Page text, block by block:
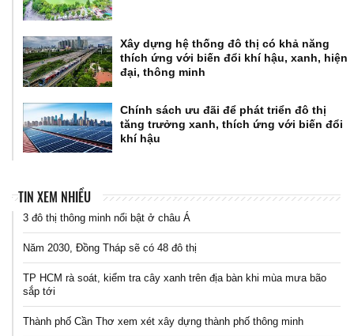
Xây dựng hệ thống đô thị có khả năng
thích ứng với biến đổi khí hậu, xanh, hiện
đại, thông minh
Chính sách ưu đãi để phát triển đô thị
tăng trưởng xanh, thích ứng với biến đổi
khí hậu
TIN XEM NHIỀU
3 đô thị thông minh nổi bật ở châu Á
Năm 2030, Đồng Tháp sẽ có 48 đô thị
TP HCM rà soát, kiểm tra cây xanh trên địa bàn khi mùa mưa bão
sắp tới
Thành phố Cần Thơ xem xét xây dựng thành phố thông minh